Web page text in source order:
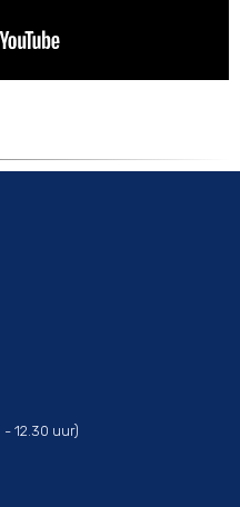
12.30 uur)